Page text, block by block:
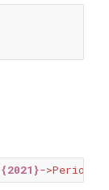
{2021}->Period